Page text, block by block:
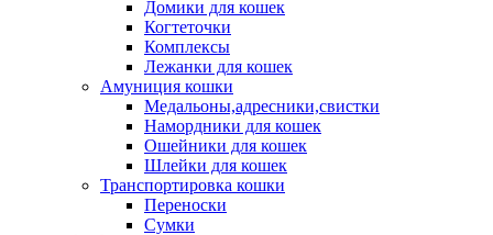
Домики для кошек
Когтеточки
Комплексы
Лежанки для кошек
Амуниция кошки
Медальоны,адресники,свистки
Намордники для кошек
Ошейники для кошек
Шлейки для кошек
Транспортировка кошки
Переноски
Сумки